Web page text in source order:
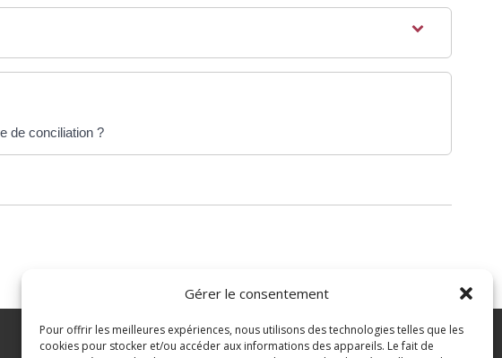
Gérer le consentement
Pour offrir les meilleures expériences, nous utilisons des technologies telles que les
cookies pour stocker et/ou accéder aux informations des appareils. Le fait de
de conciliation ?
Tél. : 04 67 43 82 07